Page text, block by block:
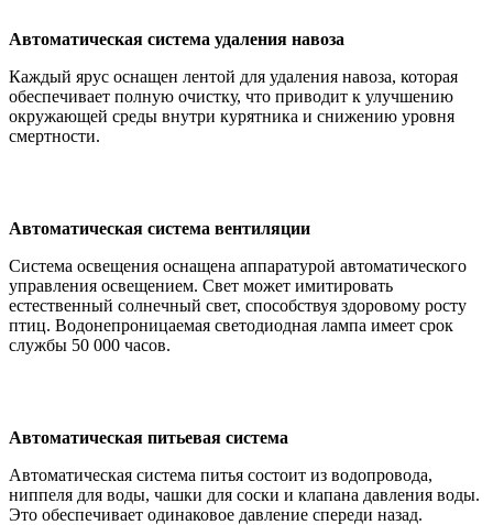
Автоматическая система удаления навоза
Каждый ярус оснащен лентой для удаления навоза, которая
обеспечивает полную очистку, что приводит к улучшению
окружающей среды внутри курятника и снижению уровня
смертности.
Автоматическая система вентиляции
Система освещения оснащена аппаратурой автоматического
управления освещением. Свет может имитировать
естественный солнечный свет, способствуя здоровому росту
птиц. Водонепроницаемая светодиодная лампа имеет срок
службы 50 000 часов.
Автоматическая питьевая система
Автоматическая система питья состоит из водопровода,
ниппеля для воды, чашки для соски и клапана давления воды.
Это обеспечивает одинаковое давление спереди назад.